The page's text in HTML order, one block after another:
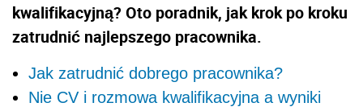
kwalifikacyjną? Oto poradnik, jak krok po kroku
zatrudnić najlepszego pracownika.
Jak zatrudnić dobrego pracownika?
Nie CV i rozmowa kwalifikacyjna a wyniki